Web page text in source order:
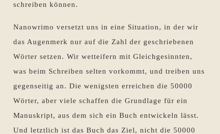
schreiben können.
Nanowrimo versetzt uns in eine Situation, in der wir
das Augenmerk nur auf die Zahl der geschriebenen
Wörter setzen. Wir wetteifern mit Gleichgesinnten,
was beim Schreiben selten vorkommt, und treiben uns
gegenseitig an. Die wenigsten erreichen die 50000
Wörter, aber viele schaffen die Grundlage für ein
Manuskript, aus dem sich ein Buch entwickeln lässt.
Und letztlich ist das Buch das Ziel, nicht die 50000